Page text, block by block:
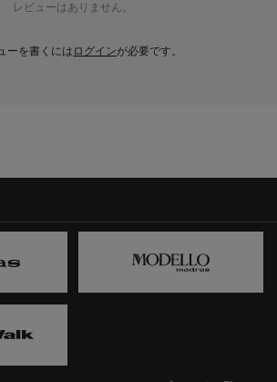
レビューはありません。
ーを書くには ログインが必要です。